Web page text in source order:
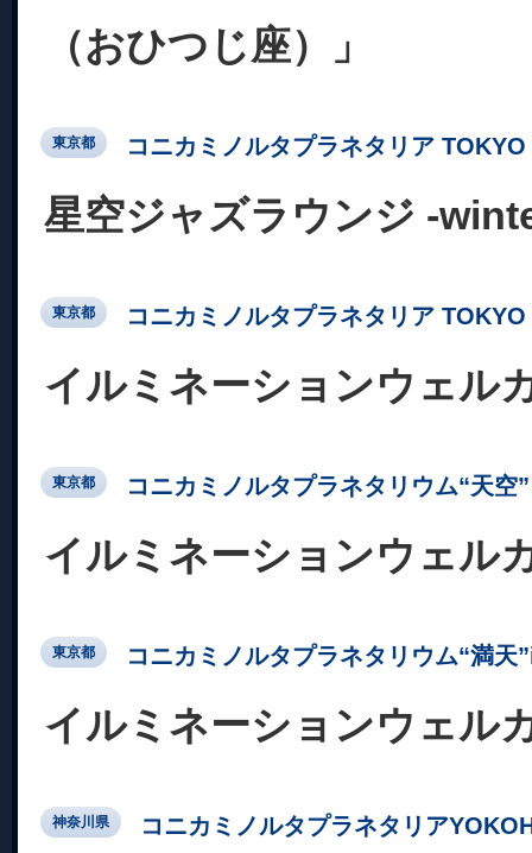
（おひつじ座）」
東京都 コニカミノルタプラネタリア TOKYO
星空ジャズラウンジ -
東京都 コニカミノルタプラネタリア TOKYO
イルミネーションウェル
東京都 コニカミノルタプラネタリウム“天
イルミネーションウェル
東京都 コニカミノルタプラネタリウム“満
イルミネーションウェル
神奈川県 コニカミノルタプラネタリア